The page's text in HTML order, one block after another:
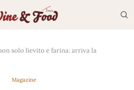
solo lievito e farina: arriva la
Magazine